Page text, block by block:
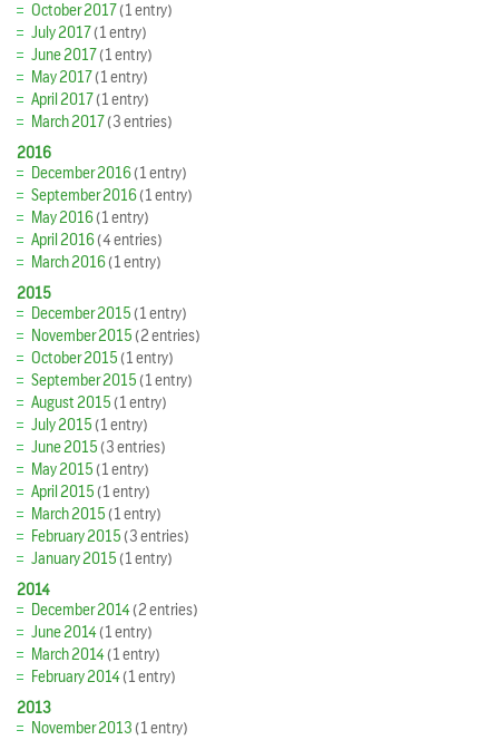
October 2017(1 entry)
July 2017(1 entry)
June 2017(1 entry)
May 2017(1 entry)
April 2017(1 entry)
March 2017(3 entries)
2016
December 2016(1 entry)
September 2016(1 entry)
May 2016(1 entry)
April 2016(4 entries)
March 2016(1 entry)
2015
December 2015(1 entry)
November 2015(2 entries)
October 2015(1 entry)
September 2015(1 entry)
August 2015(1 entry)
July 2015(1 entry)
June 2015(3 entries)
May 2015(1 entry)
April 2015(1 entry)
March 2015(1 entry)
February 2015(3 entries)
January 2015(1 entry)
2014
December 2014(2 entries)
June 2014(1 entry)
March 2014(1 entry)
February 2014(1 entry)
2013
November 2013(1 entry)